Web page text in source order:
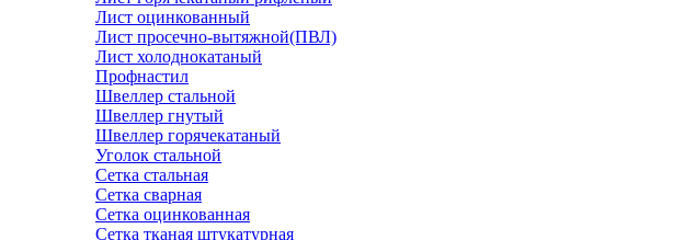
Лист оцинкованный
Лист просечно-вытяжной(ПВЛ)
Лист холоднокатаный
Профнастил
Швеллер стальной
Швеллер гнутый
Швеллер горячекатаный
Уголок стальной
Сетка стальная
Сетка сварная
Сетка оцинкованная
Сетка тканая штукатурная